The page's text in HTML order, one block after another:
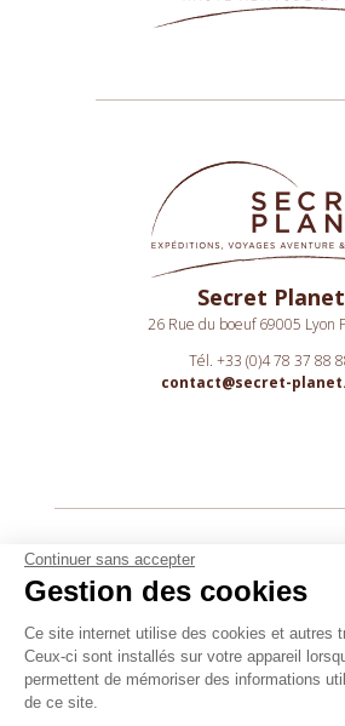
Secret Planet
26 Rue du boeuf 69005 Lyon
Tél. +33 (0)4 78 37 88
contact@secret-
Podcast
Assurances
CGV
Continuer sans accepter
Gestion des cookies
Ce site internet utilise des cookies et autres
Ceux-ci sont installés sur votre appareil
permettent de mémoriser des informations
de ce site.